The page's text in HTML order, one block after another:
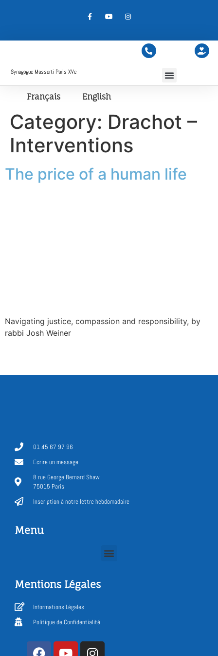
Synagogue Massorti Paris XVe
Français English
Category: Drachot –
Interventions
The price of a human life
Navigating justice, compassion and responsibility, by
rabbi Josh Weiner
01 45 67 97 96
Ecrire un message
8 rue George Bernard Shaw
75015 Paris
Inscription à notre lettre hebdomadaire
Menu
Mentions Légales
Informations Légales
Politique de Confidentialité